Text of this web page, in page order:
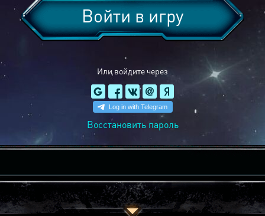
Или войдите через
Войти в игру
Восстановить пароль